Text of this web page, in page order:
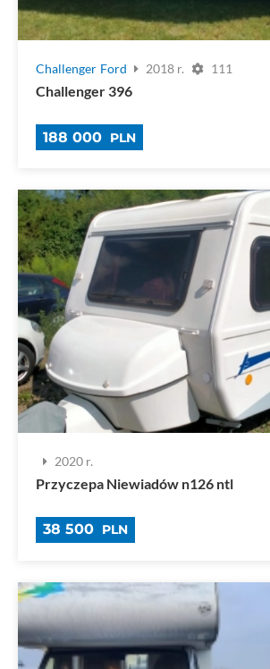
Challenger Ford 2018 r. 111
Challenger 396
188 000 PLN
2020 r.
Przyczepa Niewiadów n126 ntl
38 500 PLN